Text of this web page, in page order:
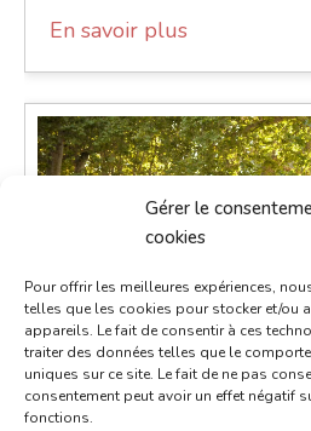
Gérer le
cookies
Pour offrir les meilleures expériences,
telles que les cookies pour stocker et/ou
appareils. Le fait de consentir à ces
traiter des données telles que le
uniques sur ce site. Le fait de ne pas
consentement peut avoir un effet négatif
fonctions.
En savoir plus
Marché